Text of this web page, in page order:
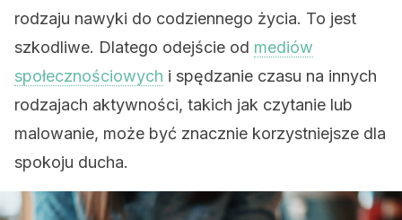
rodzaju nawyki do codziennego życia. To jest
szkodliwe. Dlatego odejście od mediów
społecznościowych i spędzanie czasu na innych
rodzajach aktywności, takich jak czytanie lub
malowanie, może być znacznie korzystniejsze dla
spokoju ducha.